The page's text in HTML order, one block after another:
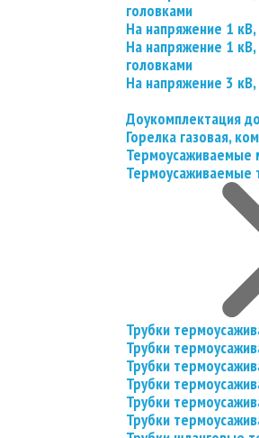
головками
На напряжение 1 кВ,
На напряжение 1
головками
На напряжение 3 кВ,
Доукомплектация
Горелка газовая,
Термоусаживаемые
Термоусаживаемые
Трубки
Трубки
Трубки
Трубки
Трубки
Трубки